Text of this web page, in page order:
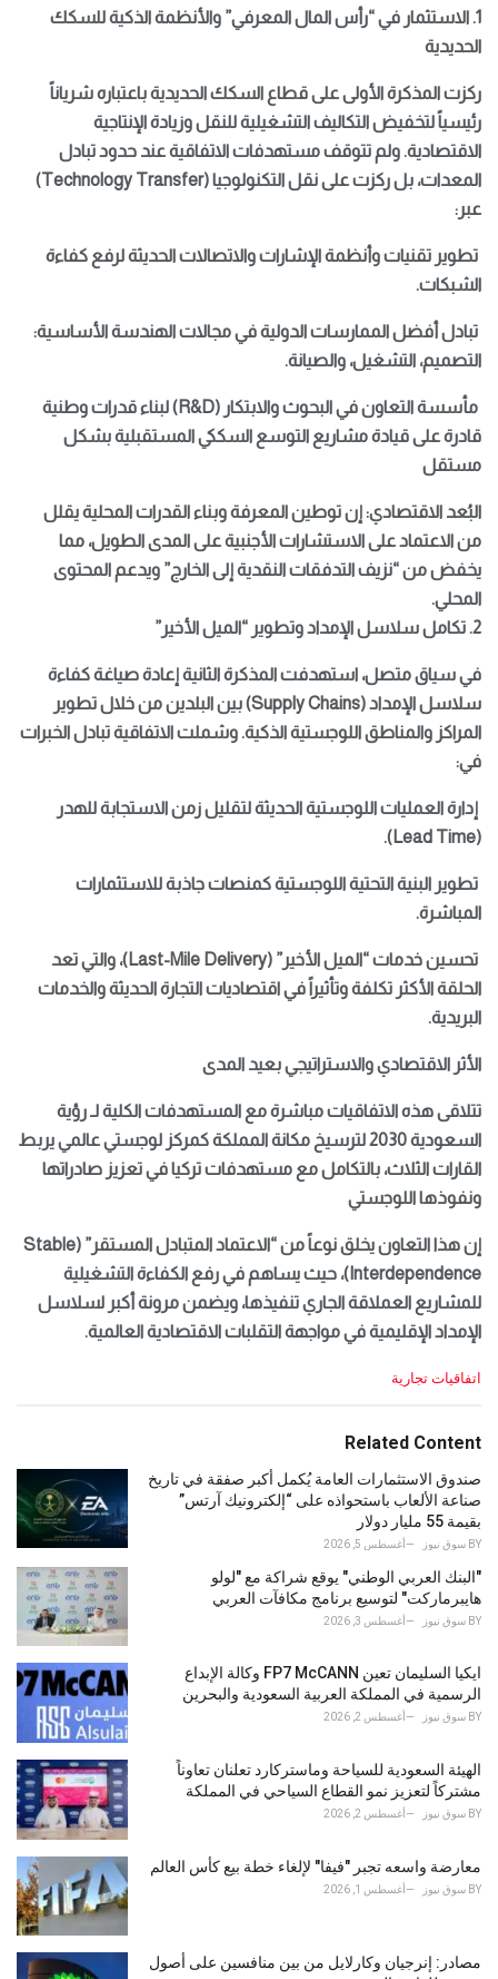
1. الاستثمار في “رأس المال المعرفي” والأنظمة الذكية للسكك
الحديدية
ركزت المذكرة الأولى على قطاع السكك الحديدية باعتباره شرياناً
رئيسياً لتخفيض التكاليف التشغيلية للنقل وزيادة الإنتاجية
الاقتصادية. ولم تتوقف مستهدفات الاتفاقية عند حدود تبادل
المعدات، بل ركزت على نقل التكنولوجيا (Technology Transfer)
عبر:
تطوير تقنيات وأنظمة الإشارات والاتصالات الحديثة لرفع كفاءة
الشبكات.
تبادل أفضل الممارسات الدولية في مجالات الهندسة الأساسية:
التصميم، التشغيل، والصيانة.
مأسسة التعاون في البحوث والابتكار (R&D) لبناء قدرات وطنية
قادرة على قيادة مشاريع التوسع السككي المستقبلية بشكل
مستقل
البُعد الاقتصادي: إن توطين المعرفة وبناء القدرات المحلية يقلل
من الاعتماد على الاستشارات الأجنبية على المدى الطويل، مما
يخفض من “نزيف التدفقات النقدية إلى الخارج” ويدعم المحتوى
المحلي.
2. تكامل سلاسل الإمداد وتطوير “الميل الأخير”
في سياق متصل، استهدفت المذكرة الثانية إعادة صياغة كفاءة
سلاسل الإمداد (Supply Chains) بين البلدين من خلال تطوير
المراكز والمناطق اللوجستية الذكية. وشملت الاتفاقية تبادل الخبرات
في:
إدارة العمليات اللوجستية الحديثة لتقليل زمن الاستجابة للهدر
(Lead Time).
تطوير البنية التحتية اللوجستية كمنصات جاذبة للاستثمارات
المباشرة.
تحسين خدمات “الميل الأخير” (Last-Mile Delivery)، والتي تعد
الحلقة الأكثر تكلفة وتأثيراً في اقتصاديات التجارة الحديثة والخدمات
البريدية.
الأثر الاقتصادي والاستراتيجي بعيد المدى
تتلاقى هذه الاتفاقيات مباشرة مع المستهدفات الكلية لـ رؤية
السعودية 2030 لترسيخ مكانة المملكة كمركز لوجستي عالمي يربط
القارات الثلاث، بالتكامل مع مستهدفات تركيا في تعزيز صادراتها
ونفوذها اللوجستي
إن هذا التعاون يخلق نوعاً من “الاعتماد المتبادل المستقر” (Stable
Interdependence)، حيث يساهم في رفع الكفاءة التشغيلية
للمشاريع العملاقة الجاري تنفيذها، ويضمن مرونة أكبر لسلاسل
الإمداد الإقليمية في مواجهة التقلبات الاقتصادية العالمية.
C
e
o
r
e
:
اتفاقيات تجارية
Related Content
صندوق الاستثمارات العامة يُكمل أكبر صفقة في تاريخ
صناعة الألعاب باستحواذه على “إلكترونيك آرتس”
بقيمة 55 مليار دولار
BY سوق نيوز أغسطس 5, 2026
"البنك العربي الوطني" يوقع شراكة مع "لولو
هايبرماركت" لتوسيع برنامج مكافآت العربي
BY سوق نيوز أغسطس 3, 2026
ايكيا السليمان تعين FP7 McCANN وكالة الإبداع
الرسمية في المملكة العربية السعودية والبحرين
BY سوق نيوز أغسطس 2, 2026
الهيئة السعودية للسياحة وماستركارد تعلنان تعاوناً
مشتركاً لتعزيز نمو القطاع السياحي في المملكة
BY سوق نيوز أغسطس 2, 2026
معارضة واسعه تجبر "فيفا" لإلغاء خطة بيع كأس العالم
BY سوق نيوز أغسطس 1, 2026
مصادر: إنرجيان وكارلايل من بين منافسين على أصول